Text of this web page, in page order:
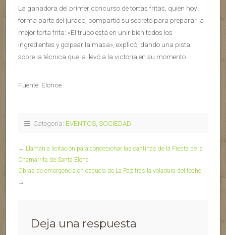
La ganadora del primer concurso de tortas fritas, quien hoy
forma parte del jurado, compartió su secreto para preparar la
mejor torta frita: «El truco está en unir bien todos los
ingredientes y golpear la masa», explicó, dando una pista
sobre la técnica que la llevó a la victoria en su momento.
Fuente: Elonce
Categoría: EVENTOS SOCIEDAD
← Llaman a licitación para concesionar las cantinas de la Fiesta de la
Chamarrita de Santa Elena
Obras de emergencia en escuela de La Paz tras la voladura del techo
→
Deja una respuesta